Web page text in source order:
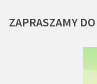
ZAPRASZAMY DO